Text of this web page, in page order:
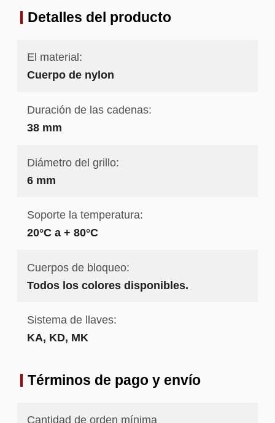
Detalles del producto
El material:
Cuerpo de nylon
Duración de las cadenas:
38 mm
Diámetro del grillo:
6 mm
Soporte la temperatura:
20°C a + 80°C
Cuerpos de bloqueo:
Todos los colores disponibles.
Sistema de llaves:
KA, KD, MK
Términos de pago y envío
Cantidad de orden mínima